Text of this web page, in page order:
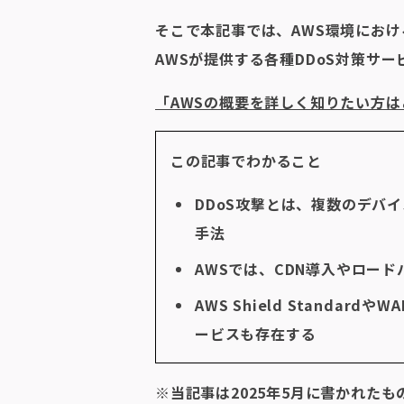
そこで本記事では、AWS環境にお
AWSが提供する各種DDoS対策サ
「AWSの概要を詳しく知りたい方
この記事でわかること
DDoS攻撃とは、複数のデバ
手法
AWSでは、CDN導入やロー
AWS Shield Standardや
ービスも存在する
※当記事は2025年5月に書かれたも